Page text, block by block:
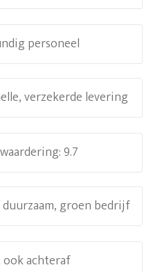
personeel
verzekerde levering
9.7
groen bedrijf
achteraf